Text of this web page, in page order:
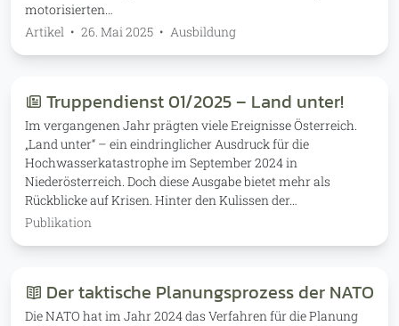
motorisierten…
Artikel • 26. Mai 2025 • Ausbildung
Truppendienst 01/2025 – Land unter!
Im vergangenen Jahr prägten viele Ereignisse Österreich.
„Land unter“ – ein eindringlicher Ausdruck für die
Hochwasserkatastrophe im September 2024 in
Niederösterreich. Doch diese Ausgabe bietet mehr als
Rückblicke auf Krisen. Hinter den Kulissen der…
Publikation
Der taktische Planungsprozess der NATO
Die NATO hat im Jahr 2024 das Verfahren für die Planung